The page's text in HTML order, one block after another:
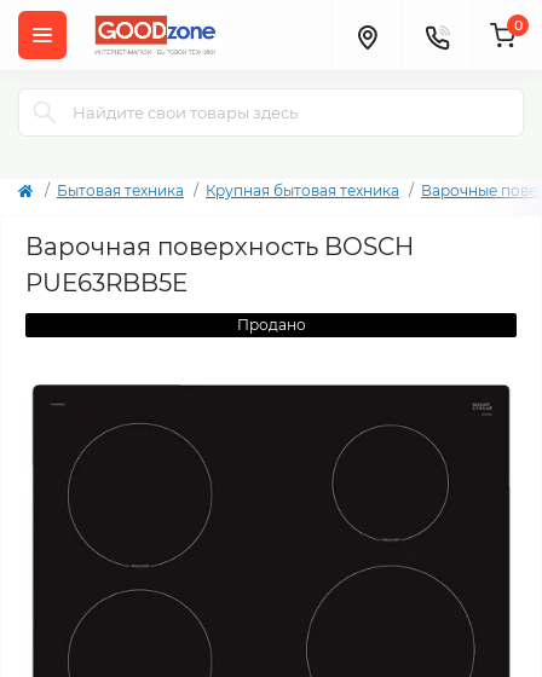
0
Бытовая техника Крупная бытовая техника Варочные
Варочная поверхность BOSCH
PUE63RBB5E
Продано